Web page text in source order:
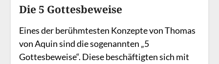
Die 5 Gottesbeweise
Eines der berühmtesten Konzepte von Thomas
von Aquin sind die sogenannten „5
Gottesbeweise“. Diese beschäftigten sich mit